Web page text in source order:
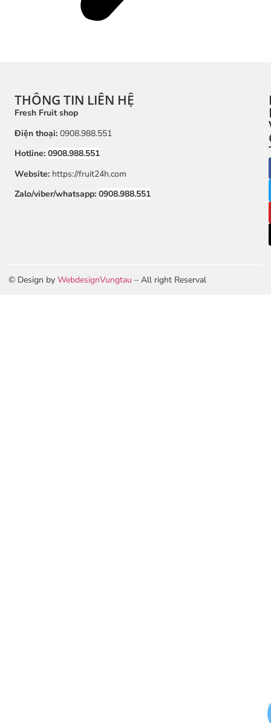
THÔNG TIN LIÊN HỆ
Fresh Fruit shop
Điện thoại: 0908.988.551
Hotline: 0908.988.551
Website: https://fruit24h.com
Zalo/viber/whatsapp: 0908.988.551
© Design by WebdesignVungtau – All right Reserval